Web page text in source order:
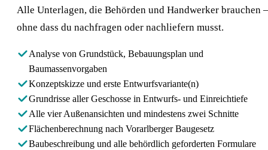
Alle Unterlagen, die Behörden und Handwerker brauchen –
ohne dass du nachfragen oder nachliefern musst.
Analyse von Grundstück, Bebauungsplan und
Baumassenvorgaben
Konzeptskizze und erste Entwurfsvariante(n)
Grundrisse aller Geschosse in Entwurfs- und Einreichtiefe
Alle vier Außenansichten und mindestens zwei Schnitte
Flächenberechnung nach Vorarlberger Baugesetz
Baubeschreibung und alle behördlich geforderten Formulare